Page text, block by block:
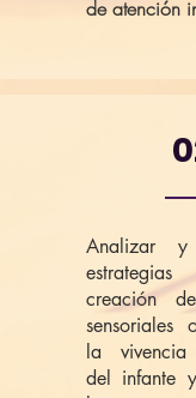
de atención
Analizar y
creación
sensoriales
la vivencia
del infante